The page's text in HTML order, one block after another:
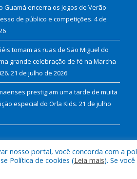
Guamá encerra os Jogos de Verão
de público e competições. 4 de
tomam as ruas de São Miguel do
grande celebração de fé na Marcha
21 de julho de 2026
prestigiam uma tarde de muita
especial do Orla Kids. 21 de julho
nosso portal, você concorda com a
Política de cookies (Leia mais). Se você